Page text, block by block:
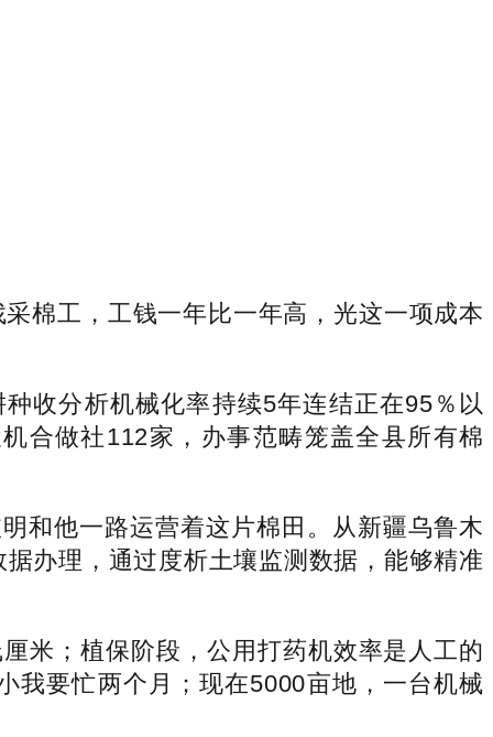
工，工钱一年比一年高，光这一项成本
分析机械化率持续5年连结正在95％以
合做社112家，办事范畴笼盖全县所有棉
和他一路运营着这片棉田。从新疆乌鲁木
办理，通过度析土壤监测数据，能够精准
；植保阶段，公用打药机效率是人工的
我要忙两个月；现在5000亩地，一台机械